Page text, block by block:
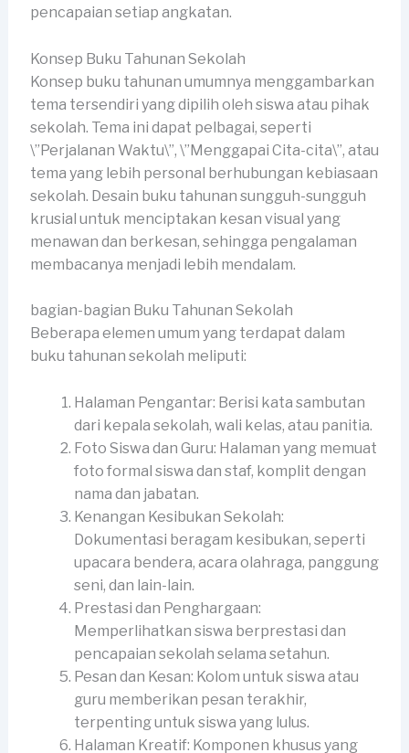
pencapaian setiap angkatan.
Konsep Buku Tahunan Sekolah
Konsep buku tahunan umumnya menggambarkan
tema tersendiri yang dipilih oleh siswa atau pihak
sekolah. Tema ini dapat pelbagai, seperti
\”Perjalanan Waktu\”, \”Menggapai Cita-cita\”, atau
tema yang lebih personal berhubungan kebiasaan
sekolah. Desain buku tahunan sungguh-sungguh
krusial untuk menciptakan kesan visual yang
menawan dan berkesan, sehingga pengalaman
membacanya menjadi lebih mendalam.
bagian-bagian Buku Tahunan Sekolah
Beberapa elemen umum yang terdapat dalam
buku tahunan sekolah meliputi:
Halaman Pengantar: Berisi kata sambutan
dari kepala sekolah, wali kelas, atau panitia.
Foto Siswa dan Guru: Halaman yang memuat
foto formal siswa dan staf, komplit dengan
nama dan jabatan.
Kenangan Kesibukan Sekolah:
Dokumentasi beragam kesibukan, seperti
upacara bendera, acara olahraga, panggung
seni, dan lain-lain.
Prestasi dan Penghargaan:
Memperlihatkan siswa berprestasi dan
pencapaian sekolah selama setahun.
Pesan dan Kesan: Kolom untuk siswa atau
guru memberikan pesan terakhir,
terpenting untuk siswa yang lulus.
Halaman Kreatif: Komponen khusus yang